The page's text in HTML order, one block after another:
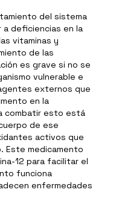
del sistema
deficiencias en la
vitaminas y
de las
es grave si no se
vulnerable e
externos que
en la
combatir esto está
de ese
activos que
Este medicamento
12 para facilitar el
funciona
enfermedades